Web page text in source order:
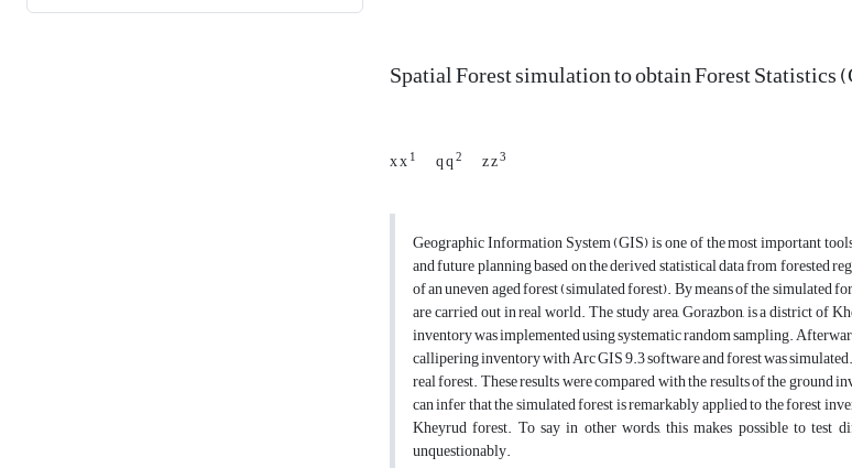
Spatial Forest simulation to obtain Forest
x x1 q q2 z z3
Geographic Information System (GIS) is one of the most important
and future planning based on the derived statistical data from forested
of an uneven aged forest (simulated forest). By means of the simulated
are carried out in real world. The study area, Gorazbon, is a district of
inventory was implemented using systematic random sampling.
callipering inventory with Arc GIS 9.3 software and forest was
real forest. These results were compared with the results of the
can infer that the simulated forest is remarkably applied to the forest
Kheyrud forest. To say in other words, this makes possible to
unquestionably.